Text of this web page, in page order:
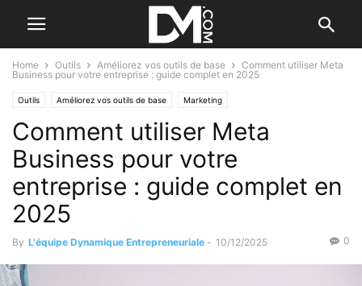
Home Outils Améliorez vos outils de base
Comment utiliser Meta
Business pour votre entreprise : guide complet en 2025
Outils Améliorez vos outils de base Marketing
Créer et utiliser un réseau Le B.A. BA de la communication
Réseaux sociaux
Comment utiliser Meta
Business pour votre
entreprise : guide complet en
2025
By L'équipe Dynamique Entrepreneuriale - 10/12/2025 0